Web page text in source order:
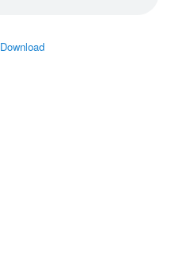
Download